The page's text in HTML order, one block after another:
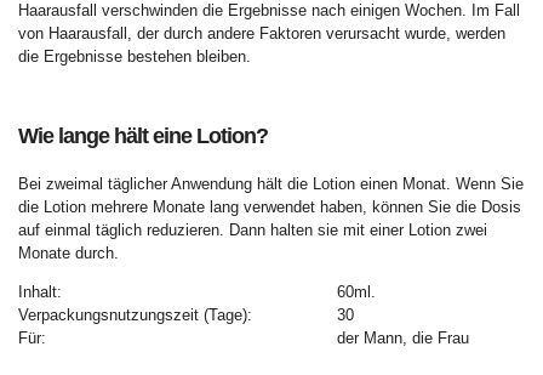
Haarausfall verschwinden die Ergebnisse nach einigen Wochen. Im Fall
von Haarausfall, der durch andere Faktoren verursacht wurde, werden
die Ergebnisse bestehen bleiben.
Wie lange hält eine Lotion?
Bei zweimal täglicher Anwendung hält die Lotion einen Monat. Wenn Sie
die Lotion mehrere Monate lang verwendet haben, können Sie die Dosis
auf einmal täglich reduzieren. Dann halten sie mit einer Lotion zwei
Monate durch.
Inhalt:
60ml.
Verpackungsnutzungszeit (Tage):
30
Für:
der Mann, die Frau